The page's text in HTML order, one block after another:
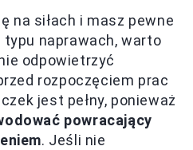
na siłach i masz pewne
naprawach, warto
odpowietrzyć
rozpoczęciem prac
jest pełny, ponieważ
powracający
. Jeśli nie